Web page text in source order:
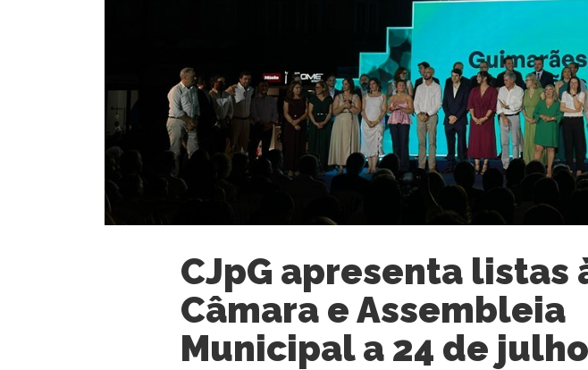
CJpG apresenta listas
Câmara e Assembleia
Municipal a 24 de julho